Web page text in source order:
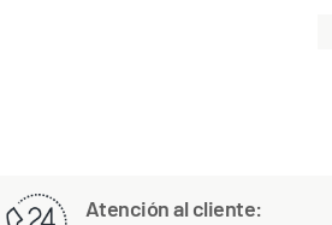
Atención al cliente: